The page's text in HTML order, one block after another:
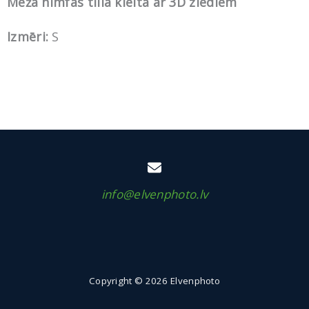
Izmēri: S
info@elvenphoto.lv
Copyright © 2026 Elvenphoto